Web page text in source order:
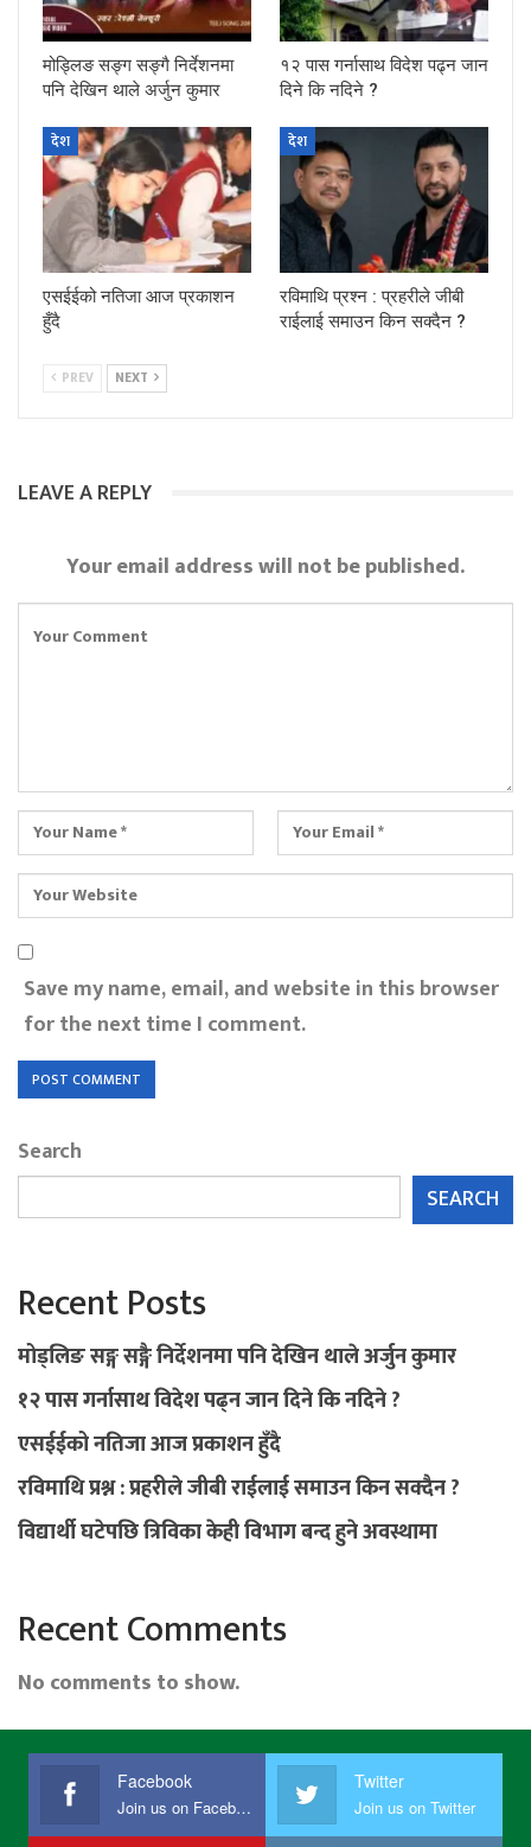
मोड्लिङ सङ्ग सङ्गै निर्देशनमा
पनि देखिन थाले अर्जुन कुमार
१२ पास गर्नासाथ विदेश पढ्न जान
दिने कि नदिने ?
देश
एसईईको नतिजा आज प्रकाशन
हुँदै
देश
रविमाथि प्रश्न : प्रहरीले जीबी
राईलाई समाउन किन सक्दैन ?
PREV NEXT
LEAVE A REPLY
Your email address will not be published.
Save my name, email, and website in this browser
for the next time I comment.
Search
SEARCH
Recent Posts
मोड्लिङ सङ्ग सङ्गै निर्देशनमा पनि देखिन थाले अर्जुन कुमार
१२ पास गर्नासाथ विदेश पढ्न जान दिने कि नदिने ?
एसईईको नतिजा आज प्रकाशन हुँदै
रविमाथि प्रश्न : प्रहरीले जीबी राईलाई समाउन किन सक्दैन ?
विद्यार्थी घटेपछि त्रिविका केही विभाग बन्द हुने अवस्थामा
Recent Comments
No comments to show.
Facebook
Join us on Facebook
Twitter
Join us on Twitter